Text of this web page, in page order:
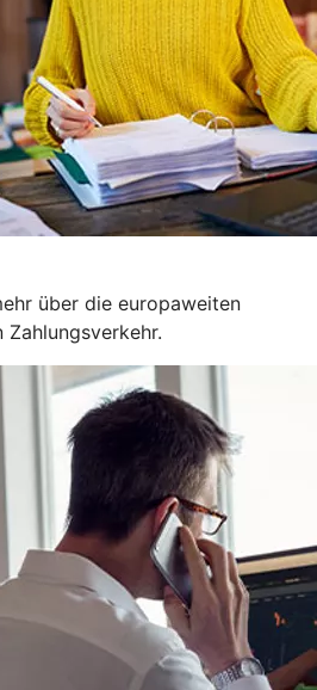
über die europaweiten
Zahlungsverkehr.